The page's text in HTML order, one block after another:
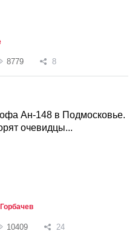
8779 8
Ан-148 в Подмосковье.
очевидцы...
10409 24